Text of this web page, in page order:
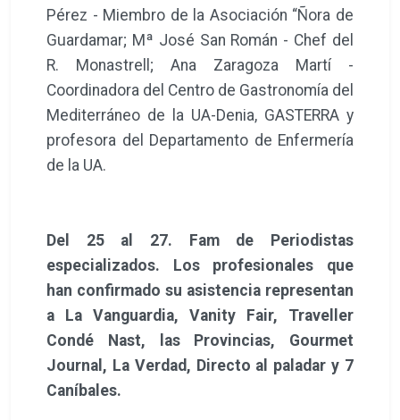
Pérez - Miembro de la Asociación “Ñora de
Guardamar; Mª José San Román - Chef del
R. Monastrell; Ana Zaragoza Martí -
Coordinadora del Centro de Gastronomía del
Mediterráneo de la UA-Denia, GASTERRA y
profesora del Departamento de Enfermería
de la UA.
Del 25 al 27. Fam de Periodistas
especializados. Los profesionales que
han confirmado su asistencia representan
a La Vanguardia, Vanity Fair, Traveller
Condé Nast, las Provincias, Gourmet
Journal, La Verdad, Directo al paladar y 7
Caníbales.